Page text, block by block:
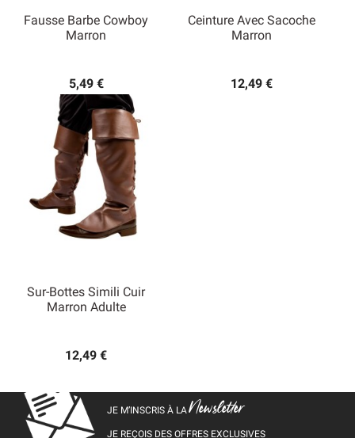
Fausse Barbe Cowboy
Marron
5,49 €
Ceinture Avec Sacoche
Marron
12,49 €
Sur-Bottes Simili Cuir
Marron Adulte
12,49 €
JE M’INSCRIS À LANewsletter
JE REÇOIS DES OFFRES EXCLUSIVES